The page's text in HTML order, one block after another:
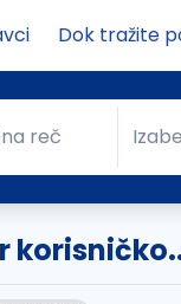
Dok tražite
rečreč Grad